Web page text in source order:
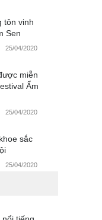
tôn vinh
Sen
25/04/2020
miễn
Ẩm
25/04/2020
sắc
25/04/2020
24/04/2020